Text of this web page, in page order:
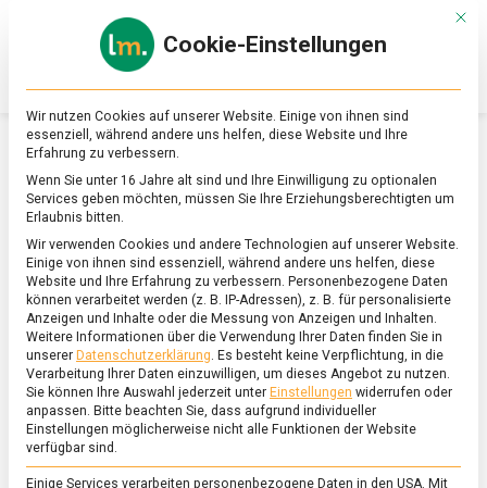
Online-
Magazin
zu
&
Ernährung
SCHLAGWORT:WIRTSCHAFTSSTANDORT
Mit
Cookie-Einstellungen
Wir nutzen Cookies auf unserer Website. Einige von ihnen sind
essenziell, während andere uns helfen, diese Website und Ihre
Erfahrung zu verbessern.
Wenn Sie unter 16 Jahre alt sind und Ihre Einwilligung zu optionalen
Services geben möchten, müssen Sie Ihre Erziehungsberechtigten um
Erlaubnis bitten.
Wir verwenden Cookies und andere Technologien auf unserer Website.
Einige von ihnen sind essenziell, während andere uns helfen, diese
Website und Ihre Erfahrung zu verbessern. Personenbezogene Daten
können verarbeitet werden (z. B. IP-Adressen), z. B. für personalisierte
Anzeigen und Inhalte oder die Messung von Anzeigen und Inhalten.
Weitere Informationen über die Verwendung Ihrer Daten finden Sie in
unserer Datenschutzerklärung. Es besteht keine Verpflichtung, in die
Verarbeitung Ihrer Daten einzuwilligen, um dieses Angebot zu nutzen.
Sie können Ihre Auswahl jederzeit unter Einstellungen widerrufen oder
anpassen. Bitte beachten Sie, dass aufgrund individueller
Einstellungen möglicherweise nicht alle Funktionen der Website
verfügbar sind.
Einige Services verarbeiten personenbezogene Daten in den USA. Mit